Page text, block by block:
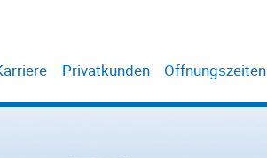
Privatkunden Öffnungszeiten